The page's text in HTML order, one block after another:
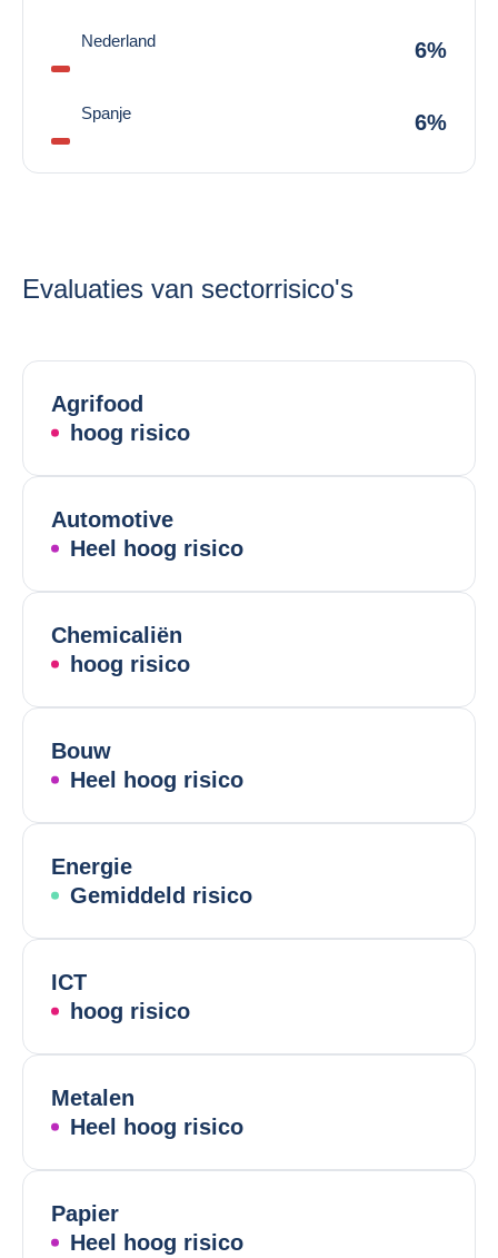
Nederland 6%
Spanje 6%
Evaluaties van sectorrisico's
Agrifood
hoog risico
Automotive
Heel hoog risico
Chemicaliën
hoog risico
Bouw
Heel hoog risico
Energie
Gemiddeld risico
ICT
hoog risico
Metalen
Heel hoog risico
Papier
Heel hoog risico